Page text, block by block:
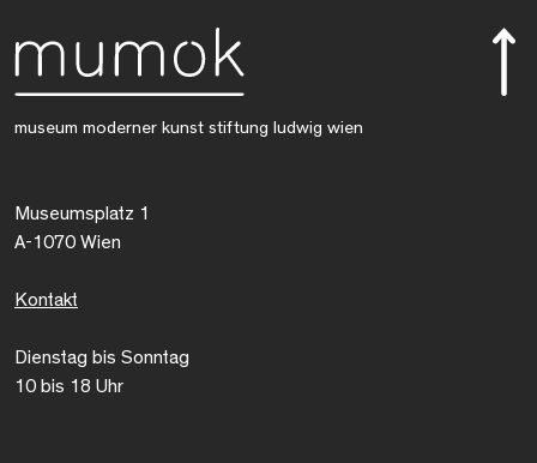
museum moderner kunst stiftung ludwig wien
Museumsplatz 1
A-1070 Wien
Kontakt
Dienstag bis Sonntag
10 bis 18 Uhr